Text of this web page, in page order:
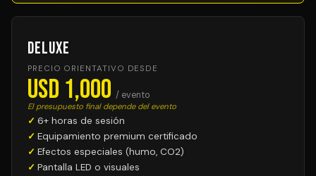
Deluxe
PRECIO ORIENTATIVO DESDE
USD 1,000 / evento
El presupuesto final depende del evento
6+ horas de sesión
Equipamiento premium certificado
Efectos especiales (humo, CO2)
Pantalla LED o visuales